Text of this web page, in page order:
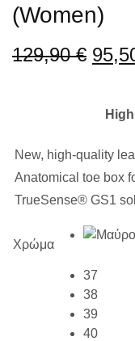
(Women)
129,90€
New, high-quality
Anatomical toe box
TrueSense® GS1
Χρώμα
37
38
39
40